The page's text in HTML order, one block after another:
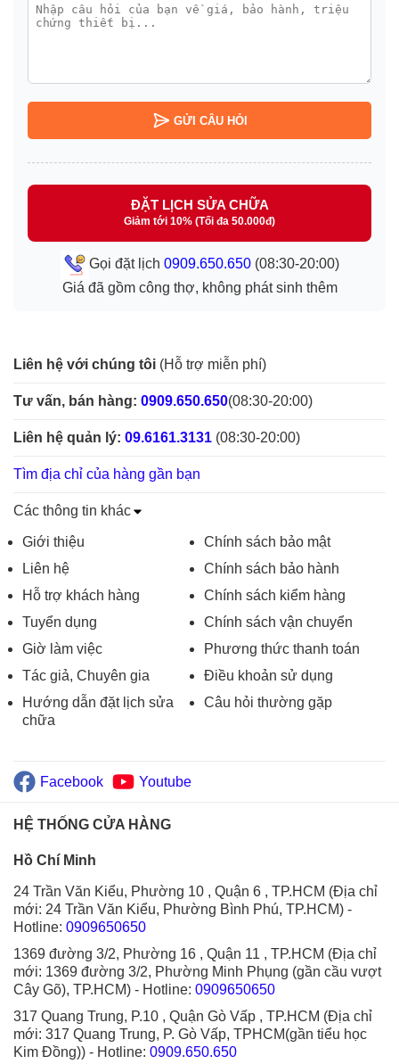
GỬI CÂU HỎI
ĐẶT LỊCH SỬA CHỮA
Giảm tới 10% (Tối đa 50.000đ)
Gọi đặt lịch 0909.650.650(08:30-20:00)
Giá đã gồm công thợ, không phát sinh thêm
Liên hệ với chúng tôi (Hỗ trợ miễn phí)
Tư vấn, bán hàng: 0909.650.650(08:30-20:00)
Liên hệ quản lý: 09.6161.3131 (08:30-20:00)
Tìm địa chỉ của hàng gần bạn
Các thông tin khác
Giới thiệu
Liên hệ
Hỗ trợ khách hàng
Tuyển dụng
Giờ làm việc
Tác giả, Chuyên gia
Hướng dẫn đặt lịch sửa
chữa
Chính sách bảo mật
Chính sách bảo hành
Chính sách kiểm hàng
Chính sách vận chuyển
Phương thức thanh toán
Điều khoản sử dụng
Câu hỏi thường gặp
Facebook Youtube
HỆ THỐNG CỬA HÀNG
Hồ Chí Minh
24 Trần Văn Kiểu, Phường 10 , Quận 6 , TP.HCM (Địa chỉ
mới: 24 Trần Văn Kiểu, Phường Bình Phú, TP.HCM) -
Hotline: 0909650650
1369 đường 3/2, Phường 16 , Quận 11 , TP.HCM (Địa chỉ
mới: 1369 đường 3/2, Phường Minh Phụng (gần cầu vượt
Cây Gõ), TP.HCM) - Hotline: 0909650650
317 Quang Trung, P.10 , Quận Gò Vấp , TP.HCM (Địa chỉ
mới: 317 Quang Trung, P. Gò Vấp, TPHCM(gần tiểu học
Kim Đồng)) - Hotline: 0909.650.650